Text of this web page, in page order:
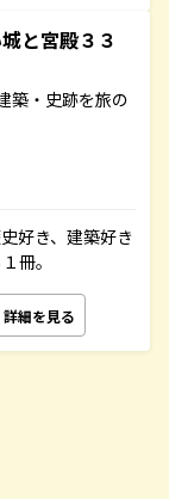
と宮殿３３
築・史跡を旅の
好き、建築好き
冊。
詳細を見る